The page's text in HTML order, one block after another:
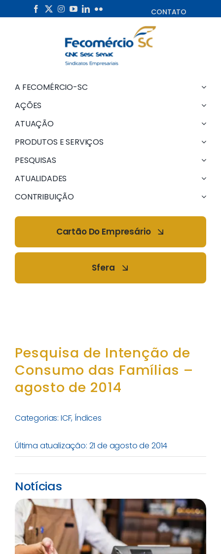
to
CONTATO
A FECOMÉRCIO-SC
AÇÕES
ATUAÇÃO
PRODUTOS E SERVIÇOS
PESQUISAS
ATUALIDADES
CONTRIBUIÇÃO
Cartão Do Empresário
Sfera
Pesquisa de Intenção de
Consumo das Famílias –
agosto de 2014
Categorias: ICF, Índices
Última atualização: 21 de agosto de 2014
Notícias